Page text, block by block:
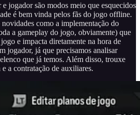
jogador são modos meio que esquecidos
é bem vinda pelos fãs do jogo offline.
como a implementação do
a gameplay do jogo, obviamente) que
e impacta diretamente na hora de
jogador, já que precisamos analisar
que já temos. Além disso, trouxe
a contratação de auxiliares.